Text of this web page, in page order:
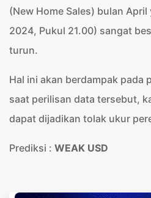
(New Home Sales) bulan
2024, Pukul 21.00) sangat
turun.
Hal ini akan berdampak pada
saat perilisan data tersebut,
dapat dijadikan tolak ukur
Prediksi : WEAK USD